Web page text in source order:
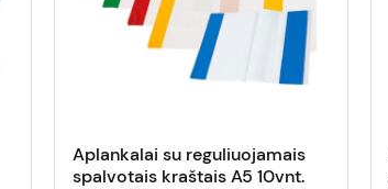
Aplankalai su reguliuojamais
spalvotais kraštais A5 10vnt.